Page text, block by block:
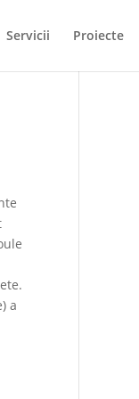
Servicii Proiecte
a